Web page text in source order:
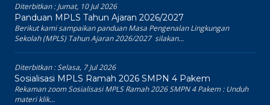
Diterbitkan :Jumat, 10 Jul 2026
Panduan MPLS Tahun Ajaran 2026/2027
Berikut kami sampaikan panduan Masa Pengenalan Lingkungan
Sekolah (MPLS) Tahun Ajaran 2026/2027 silakan...
Diterbitkan :Selasa, 7 Jul 2026
Sosialisasi MPLS Ramah 2026 SMPN 4 Pakem
Rekaman zoom Sosialisasi MPLS Ramah 2026 SMPN 4 Pakem : Unduh
materi klik...